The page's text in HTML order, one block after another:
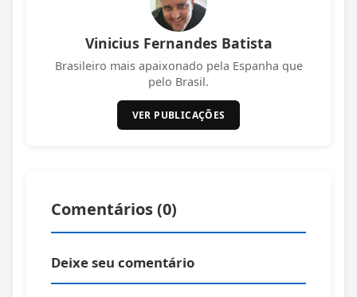
Vinicius Fernandes Batista
Brasileiro mais apaixonado pela Espanha que
pelo Brasil.
VER PUBLICAÇÕES
Comentários (0)
Deixe seu comentário